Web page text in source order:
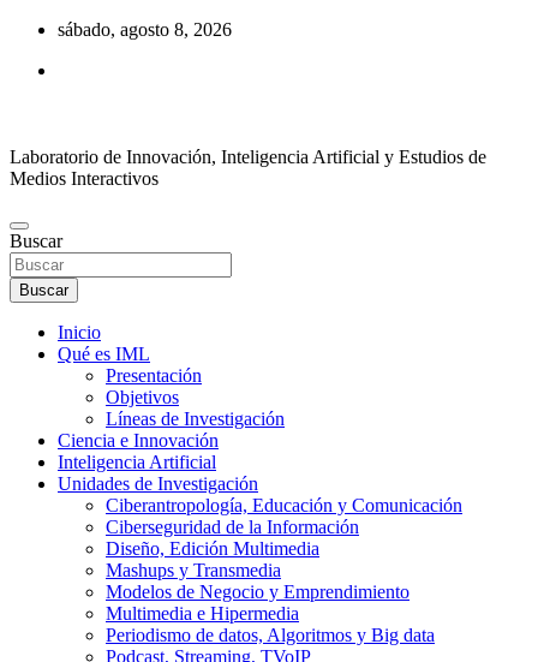
Saltar
contenido
sábado, agosto 8, 2026
Laboratorio de Innovación, Inteligencia Artificial y Estudios de
Medios Interactivos
Buscar
Buscar
Inicio
Qué es IML
Presentación
Objetivos
Líneas de Investigación
Ciencia e Innovación
Inteligencia Artificial
Unidades de Investigación
Ciberantropología, Educación y Comunicación
Ciberseguridad de la Información
Diseño, Edición Multimedia
Mashups y Transmedia
Modelos de Negocio y Emprendimiento
Multimedia e Hipermedia
Periodismo de datos, Algoritmos y Big data
Podcast, Streaming, TVoIP